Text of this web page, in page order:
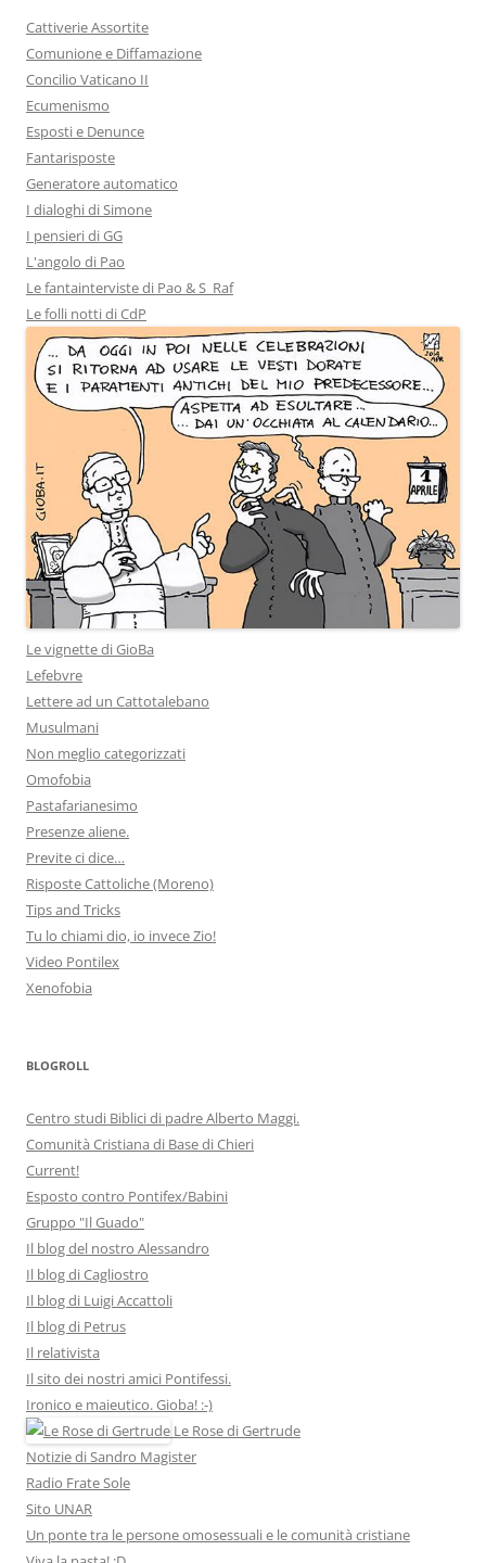
Cattiverie Assortite
Comunione e Diffamazione
Concilio Vaticano II
Ecumenismo
Esposti e Denunce
Fantarisposte
Generatore automatico
I dialoghi di Simone
I pensieri di GG
L'angolo di Pao
Le fantainterviste di Pao & S_Raf
Le folli notti di CdP
Le vignette di GioBa
Lefebvre
Lettere ad un Cattotalebano
Musulmani
Non meglio categorizzati
Omofobia
Pastafarianesimo
Presenze aliene.
Previte ci dice…
Risposte Cattoliche (Moreno)
Tips and Tricks
Tu lo chiami dio, io invece Zio!
Video Pontilex
Xenofobia
BLOGROLL
Centro studi Biblici di padre Alberto Maggi.
Comunità Cristiana di Base di Chieri
Current!
Esposto contro Pontifex/Babini
Gruppo "Il Guado"
Il blog del nostro Alessandro
Il blog di Cagliostro
Il blog di Luigi Accattoli
Il blog di Petrus
Il relativista
Il sito dei nostri amici Pontifessi.
Ironico e maieutico. Gioba! :-)
Le Rose di Gertrude
Notizie di Sandro Magister
Radio Frate Sole
Sito UNAR
Un ponte tra le persone omosessuali e le comunità cristiane